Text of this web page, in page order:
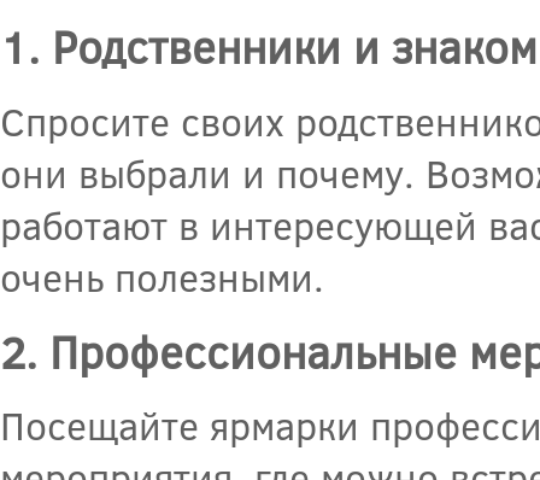
1. Родственники и
Спросите своих
они выбрали и почему.
работают в интересующей
очень полезными.
2. Профессиональные
Посещайте ярмарки